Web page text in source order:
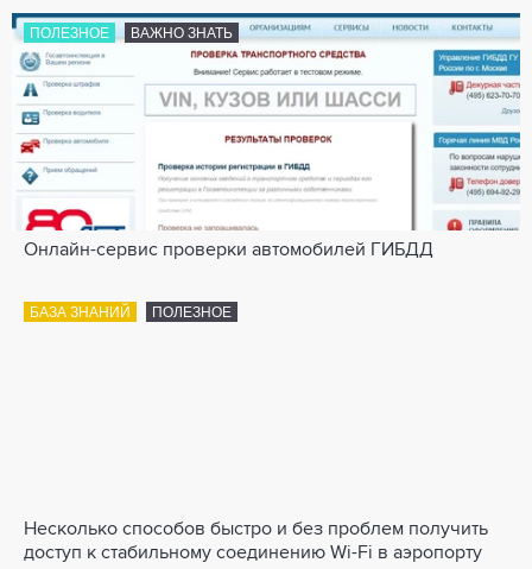
ПОЛЕЗНОЕ ВАЖНО ЗНАТЬ
Онлайн-сервис проверки автомобилей ГИБДД
БАЗА ЗНАНИЙ ПОЛЕЗНОЕ
Несколько способов быстро и без проблем получить
доступ к стабильному соединению Wi-Fi в аэропорту